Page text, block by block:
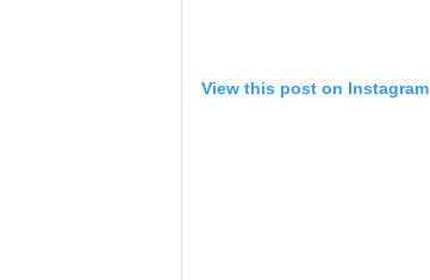
View this post on Instagram